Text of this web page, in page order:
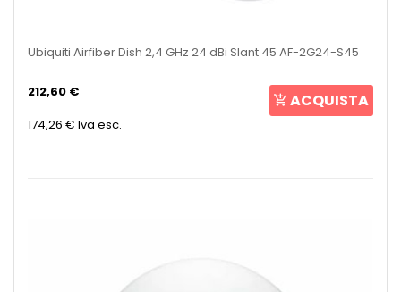
Ubiquiti Airfiber Dish 2,4 GHz 24 dBi Slant 45 AF-2G24-S45
212,60 €
174,26 € Iva esc.
ACQUISTA